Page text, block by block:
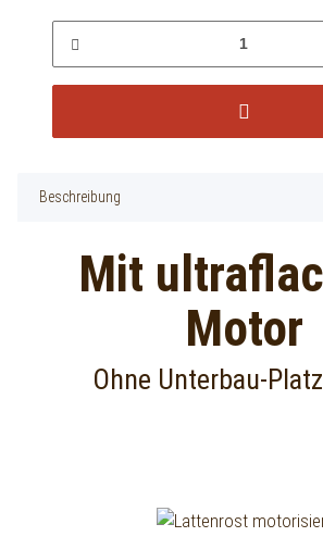
Beschreibung
Mit
Motor
Ohne Unterbau-